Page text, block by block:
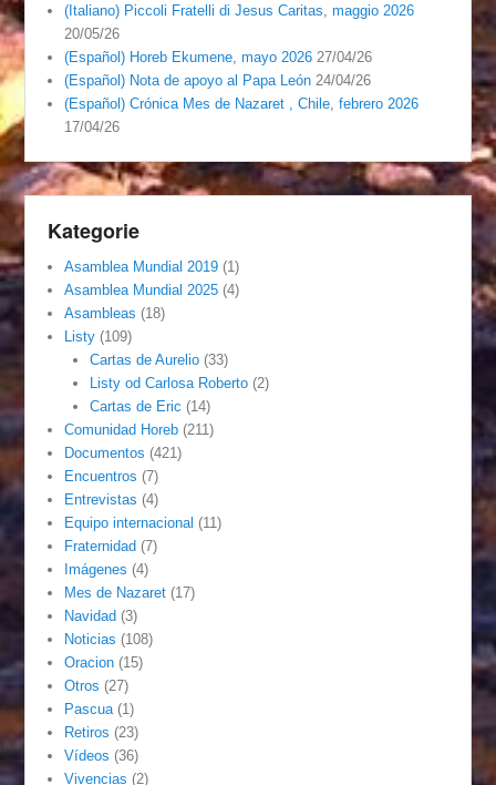
(Italiano) Piccoli Fratelli di Jesus Caritas, maggio 2026
20/05/26
(Español) Horeb Ekumene, mayo 2026 27/04/26
(Español) Nota de apoyo al Papa León 24/04/26
(Español) Crónica Mes de Nazaret , Chile, febrero 2026
17/04/26
Kategorie
Asamblea Mundial 2019 (1)
Asamblea Mundial 2025 (4)
Asambleas (18)
Listy (109)
Cartas de Aurelio(33)
Listy od Carlosa Roberto(2)
Cartas de Eric (14)
Comunidad Horeb (211)
Documentos (421)
Encuentros (7)
Entrevistas (4)
Equipo internacional (11)
Fraternidad (7)
Imágenes (4)
Mes de Nazaret (17)
Navidad (3)
Noticias (108)
Oracion (15)
Otros (27)
Pascua (1)
Retiros (23)
Vídeos (36)
Vivencias (2)